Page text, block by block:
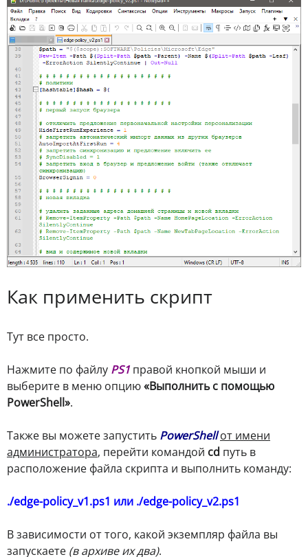
Как применить скрипт
Тут все просто.
Нажмите по файлу PS1 правой кнопкой мыши и
выберите в меню опцию«Выполнить с помощью
PowerShell».
Также вы можете запустить PowerShell от имени
администратора, перейти командой cd путь в
расположение файла скрипта и выполнить команду:
./edge-policy_v1.ps1 или ./edge-policy_v2.ps1
В зависимости от того, какой экземпляр файла вы
запускаете (в архиве их два).